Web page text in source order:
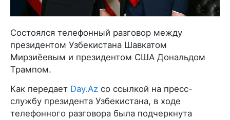
Состоялся телефонный разговор между
президентом Узбекистана Шавкатом
Мирзиёевым и президентом США Дональдом
Трампом.
Как передает Day.Az со ссылкой на пресс-
службу президента Узбекистана, в ходе
телефонного разговора была подчеркнута